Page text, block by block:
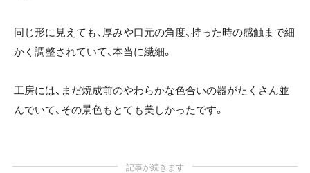
同じ形に見えても、厚みや口元の角度、持った時の感触まで細
かく調整されていて、本当に繊細。
工房には、まだ焼成前のやわらかな色合いの器がたくさん並
んでいて、その景色もとても美しかったです。
記事が続きます